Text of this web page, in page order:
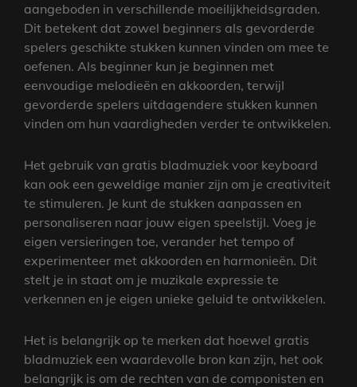
aangeboden in verschillende moeilijkheidsgraden.
Dit betekent dat zowel beginners als gevorderde
spelers geschikte stukken kunnen vinden om mee te
oefenen. Als beginner kun je beginnen met
eenvoudige melodieën en akkoorden, terwijl
gevorderde spelers uitdagendere stukken kunnen
vinden om hun vaardigheden verder te ontwikkelen.
Het gebruik van gratis bladmuziek voor keyboard
kan ook een geweldige manier zijn om je creativiteit
te stimuleren. Je kunt de stukken aanpassen en
personaliseren naar jouw eigen speelstijl. Voeg je
eigen versieringen toe, verander het tempo of
experimenteer met akkoorden en harmonieën. Dit
stelt je in staat om je muzikale expressie te
verkennen en je eigen unieke geluid te ontwikkelen.
Het is belangrijk op te merken dat hoewel gratis
bladmuziek een waardevolle bron kan zijn, het ook
belangrijk is om de rechten van de componisten en